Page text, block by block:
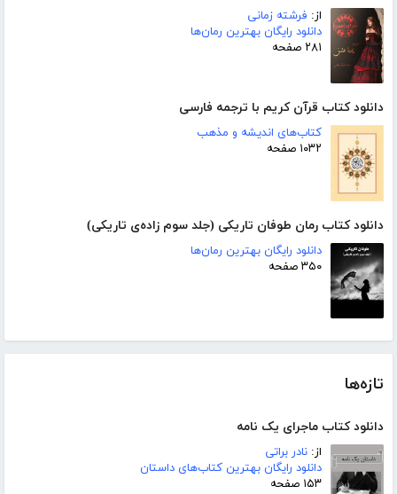
از: فرشته زمانی
دانلود رایگان بهترین رمان‌ها
۲۸۱ صفحه
دانلود کتاب قرآن کریم با ترجمه فارسی
کتاب‌های اندیشه و مذهب
۱۰۳۲ صفحه
دانلود کتاب رمان طوفان تاریکی (جلد سوم زاده‌ی تاریکی)
دانلود رایگان بهترین رمان‌ها
۳۵۰ صفحه
تازه‌ها
دانلود کتاب ماجرای یک نامه
از: نادر براتی
دانلود رایگان بهترین کتاب‌های داستان
۱۵۳ صفحه